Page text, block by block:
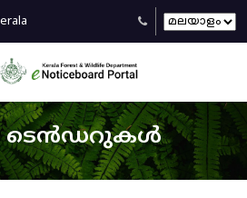
ടെൻഡറുകൾ